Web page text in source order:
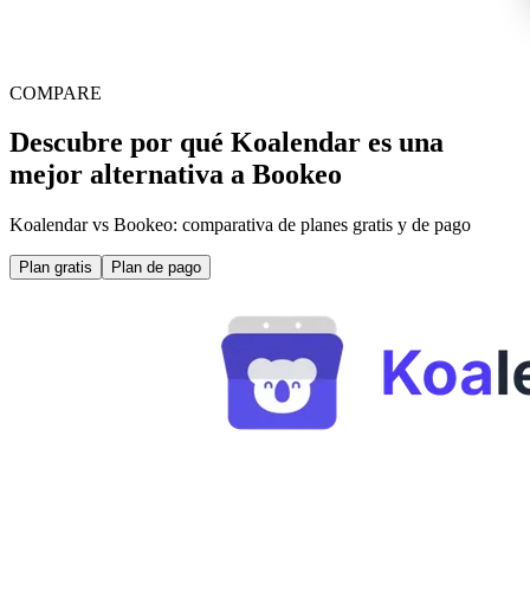
COMPARE
Descubre por qué Koalendar es una
mejor alternativa a Bookeo
Koalendar vs Bookeo: comparativa de planes gratis y de pago
Plan gratis Plan de pago